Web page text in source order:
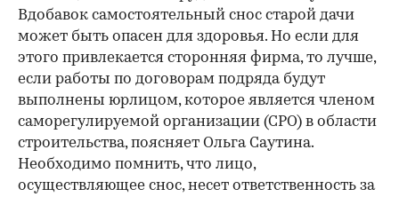
Вдобавок самостоятельный снос старой дачи
может быть опасен для здоровья. Но если для
этого привлекается сторонняя фирма, то лучше,
если работы по договорам подряда будут
выполнены юрлицом, которое является членом
саморегулируемой организации (СРО) в области
строительства, поясняет Ольга Саутина.
Необходимо помнить, что лицо,
осуществляющее снос, несет ответственность за